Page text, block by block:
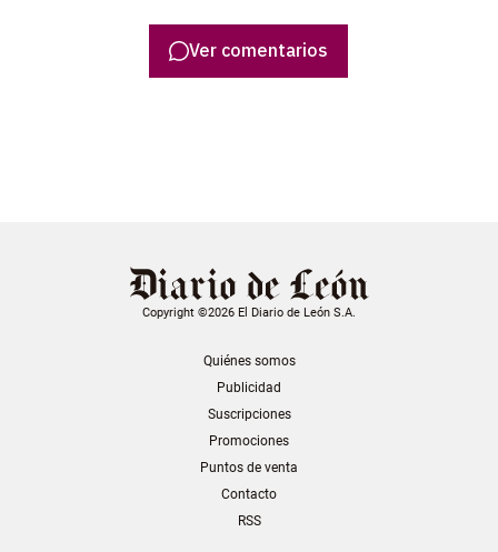
Ver comentarios
Copyright ©2026 El Diario de León S.A.
Quiénes somos
Publicidad
Suscripciones
Promociones
Puntos de venta
Contacto
RSS